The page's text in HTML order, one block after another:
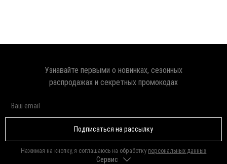
Сервис
Узнавайте первыми о новинках, сезонных
распродажах и секретных промокодах
Подписаться на рассылку
Нажимая на кнопку, я соглашаюсь на обработку персональных данных